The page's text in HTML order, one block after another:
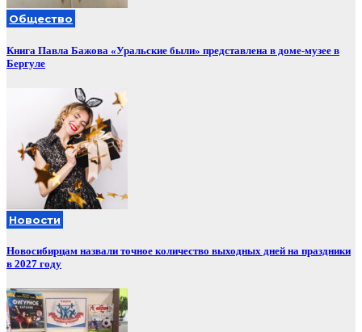
Общество
Книга Павла Бажова «Уральские были» представлена в доме-музее в
Бергуле
Новости
Новосибирцам назвали точное количество выходных дней на праздники
в 2027 году